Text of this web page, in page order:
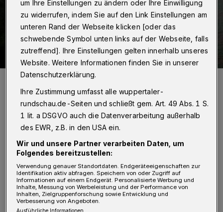
Die Koblenzer Seilbahn - allerdings keine innerstädische.
Foto: BB-News
Von Eduard Urssu
A nfang des Jahres priesen der damalige
Oberbürgermeister Peter Jung und der
um Ihre Einstellungen zu ändern oder Ihre Einwilligung
zu widerrufen, indem Sie auf den Link Einstellungen am
unteren Rand der Webseite klicken [oder das
schwebende Symbol unten links auf der Webseite, falls
zutreffend]. Ihre Einstellungen gelten innerhalb unseres
Website. Weitere Informationen finden Sie in unserer
Datenschutzerklärung.
Ihre Zustimmung umfasst alle wuppertaler-
rundschau.de-Seiten und schließt gem. Art. 49 Abs. 1 S.
1 lit. a DSGVO auch die Datenverarbeitung außerhalb
des EWR, z.B. in den USA ein.
Wir und unsere Partner verarbeiten Daten, um
Folgendes bereitzustellen:
Verwendung genauer Standortdaten. Endgeräteeigenschaften zur
Identifikation aktiv abfragen. Speichern von oder Zugriff auf
Informationen auf einem Endgerät. Personalisierte Werbung und
Inhalte, Messung von Werbeleistung und der Performance von
Inhalten, Zielgruppenforschung sowie Entwicklung und
Verbesserung von Angeboten.
Ausführliche Informationen